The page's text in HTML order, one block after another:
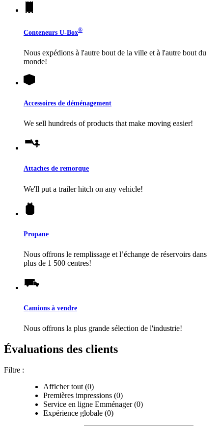
Conteneurs U-Box®
Nous expédions à l'autre bout de la ville et à l'autre bout du
monde!
Accessoires de déménagement
We sell hundreds of products that make moving easier!
Attaches de remorque
We'll put a trailer hitch on any vehicle!
Propane
Nous offrons le remplissage et l’échange de réservoirs dans
plus de 1 500 centres!
Camions à vendre
Nous offrons la plus grande sélection de l'industrie!
Évaluations des clients
Filtre :
Afficher tout (0)
Premières impressions (0)
Service en ligne Emménager (0)
Expérience globale (0)